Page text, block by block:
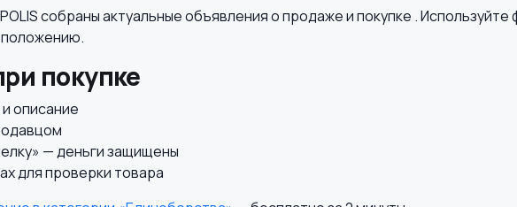
собраны актуальные объявления о продаже и покупке .
покупке
описание
— деньги защищены
для проверки товара